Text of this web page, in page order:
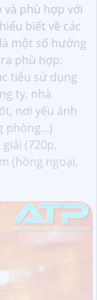
và phù hợp với
biết về các
một số hướng
phù hợp:
tiêu sử dụng
ty, nhà
nơi yếu ánh
phòng...)
(720p,
(hồng ngoại,